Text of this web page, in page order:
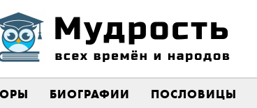
БИОГРАФИИ ПОСЛОВИЦЫ